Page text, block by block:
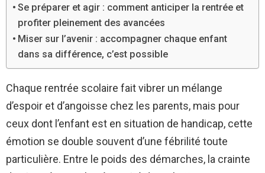
Se préparer et agir : comment anticiper la rentrée et
profiter pleinement des avancées
Miser sur l’avenir : accompagner chaque enfant
dans sa différence, c’est possible
Chaque rentrée scolaire fait vibrer un mélange
d’espoir et d’angoisse chez les parents, mais pour
ceux dont l’enfant est en situation de handicap, cette
émotion se double souvent d’une fébrilité toute
particulière. Entre le poids des démarches, la crainte